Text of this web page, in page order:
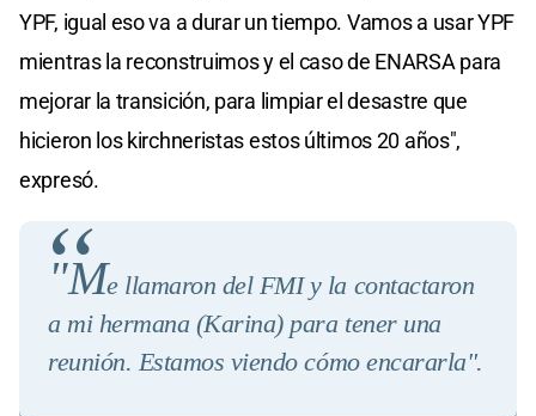
YPF, igual eso va a durar un tiempo. Vamos a usar YPF
mientras la reconstruimos y el caso de ENARSA para
mejorar la transición, para limpiar el desastre que
hicieron los kirchneristas estos últimos 20 años",
expresó.
"Me llamaron del FMI y la contactaron
a mi hermana (Karina) para tener una
reunión. Estamos viendo cómo encararla".